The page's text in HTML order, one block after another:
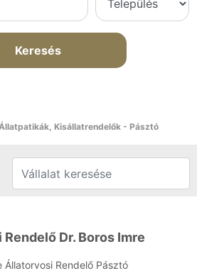
Keresés
Kisállatrendelők - Pásztó
Dr. Boros Imre
Állatorvosi Rendelő Pásztó